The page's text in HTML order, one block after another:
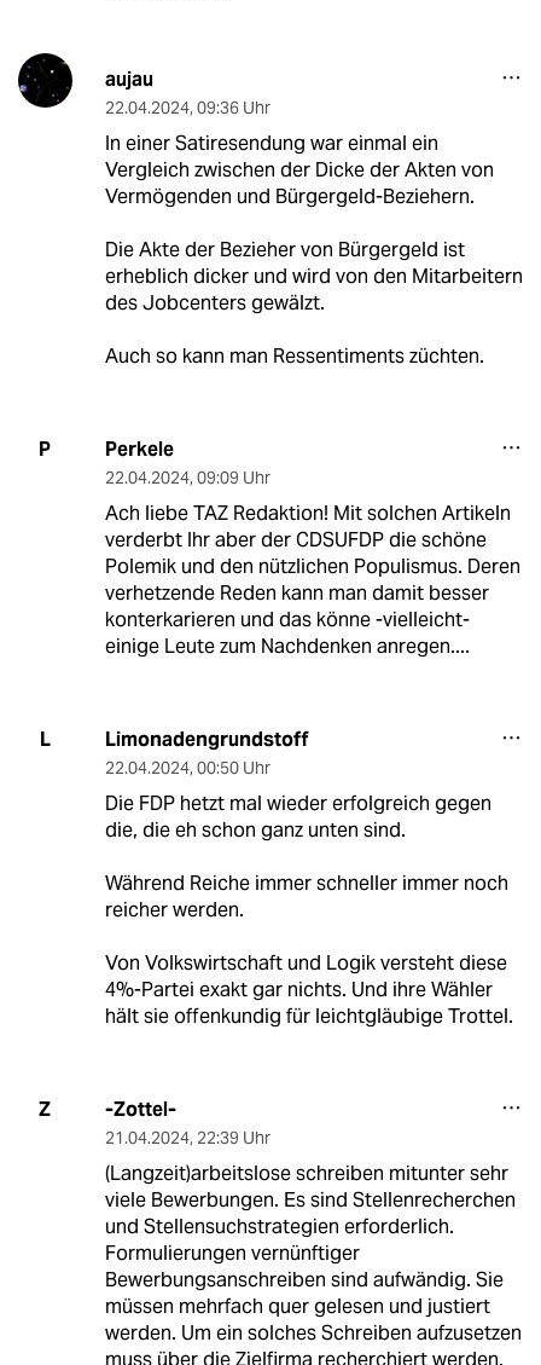
aujau
22.04.2024, 09:36 Uhr
In einer Satiresendung war einmal ein
Vergleich zwischen der Dicke der Akten von
Vermögenden und Bürgergeld-Beziehern.
Die Akte der Bezieher von Bürgergeld ist
erheblich dicker und wird von den Mitarbeitern
des Jobcenters gewälzt.
Auch so kann man Ressentiments züchten.
P Perkele
22.04.2024, 09:09 Uhr
Ach liebe TAZ Redaktion! Mit solchen Artikeln
verderbt Ihr aber der CDSUFDP die schöne
Polemik und den nützlichen Populismus. Deren
verhetzende Reden kann man damit besser
konterkarieren und das könne -vielleicht-
einige Leute zum Nachdenken anregen....
L Limonadengrundstoff
22.04.2024, 00:50 Uhr
Die FDP hetzt mal wieder erfolgreich gegen
die, die eh schon ganz unten sind.
Während Reiche immer schneller immer noch
reicher werden.
Von Volkswirtschaft und Logik versteht diese
4%-Partei exakt gar nichts. Und ihre Wähler
hält sie offenkundig für leichtgläubige Trottel.
Z -Zottel-
21.04.2024, 22:39 Uhr
(Langzeit)arbeitslose schreiben mitunter sehr
viele Bewerbungen. Es sind Stellenrecherchen
und Stellensuchstrategien erforderlich.
Formulierungen vernünftiger
Bewerbungsanschreiben sind aufwändig. Sie
müssen mehrfach quer gelesen und justiert
werden. Um ein solches Schreiben aufzusetzen
muss über die Zielfirma recherchiert werden.